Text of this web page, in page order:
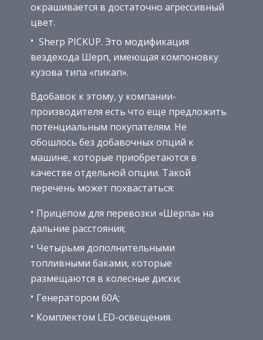
окрашивается в достаточно агрессивный
цвет.
Sherp PICKUP. Это модификация
вездехода Шерп, имеющая компоновку
кузова типа «пикап».
Вдобавок к этому, у компании-
производителя есть что еще предложить
потенциальным покупателям. Не
обошлось без добавочных опций к
машине, которые приобретаются в
качестве отдельной опции. Такой
перечень может похвастаться:
Прицепом для перевозки «Шерпа» на
дальние расстояния;
Четырьмя дополнительными
топливными баками, которые
размещаются в колесные диски;
Генератором 60А;
Комплектом LED-освещения.